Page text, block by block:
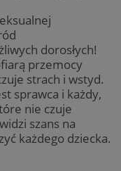
dorosłych!
przemocy
strach i wstyd.
sprawca i każdy,
nie czuje
szans na
każdego dziecka.